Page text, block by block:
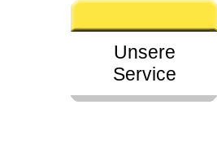
Unsere
Service